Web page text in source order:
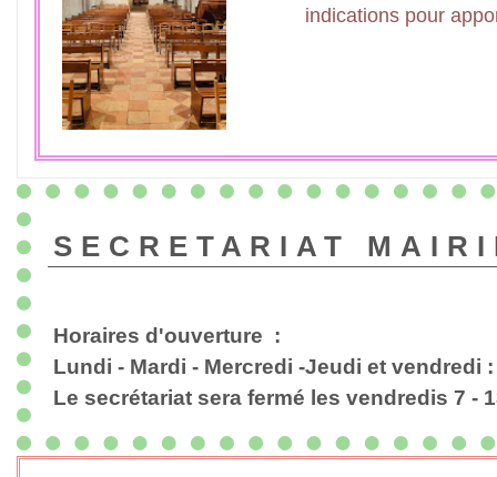
indications pour
SECRETARIAT
Horaires d'ouverture :
Lundi - Mardi - Mercredi -Jeudi et vendredi
Le secrétariat sera fermé les vendredis 7 -